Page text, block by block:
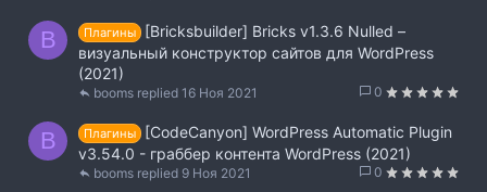
B Плагины
[Bricksbuilder] Bricks v1.3.6 Nulled –
визуальный конструктор сайтов для WordPress
(2021)
0
16 Ноя 2021
booms
B Плагины
[CodeCanyon] WordPress Automatic Plugin
v3.54.0 - граббер контента WordPress (2021)
0
9 Ноя 2021
booms